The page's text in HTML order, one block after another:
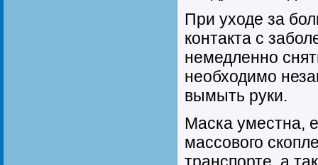
При уходе за
контакта с
немедленно
необходимо
вымыть руки.
Маска уместна,
массового